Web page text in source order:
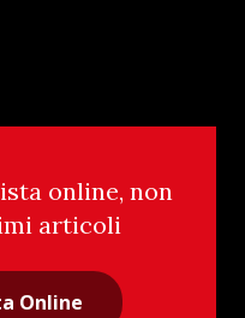
online, non
articoli
Online